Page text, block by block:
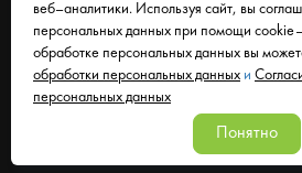
© 2007 - 2026 Муравейник. SEO-
сайты. Находимся в Уфе,
Согласие на обработку
Политика обработки
веб–аналитики. Используя сайт, вы
персональных данных при помощи
обработке персональных данных вы
обработки персональных данных и
персональных данных
Понятно